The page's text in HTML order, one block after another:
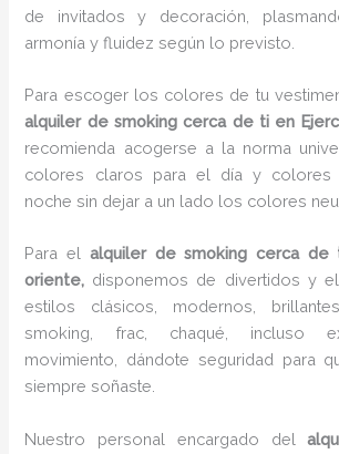
de invitados y decoración,
armonía y fluidez según lo previsto.
Para escoger los colores de tu
alquiler de smoking cerca de ti en
recomienda acogerse a la norma
colores claros para el día y colores
noche sin dejar a un lado los colores
Para el alquiler de smoking cerca de
oriente, disponemos de divertidos y
estilos clásicos, modernos,
smoking, frac, chaqué, incluso
movimiento, dándote seguridad para
siempre soñaste.
Nuestro personal encargado del